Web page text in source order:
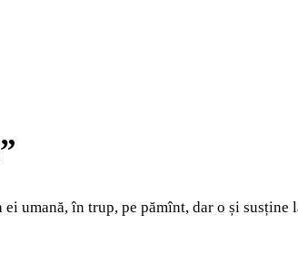
ei umană, în trup, pe pămînt, dar o și